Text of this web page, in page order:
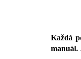
Každá
manuál.